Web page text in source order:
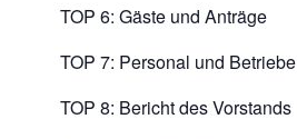
TOP 6: Gäste und Anträge
TOP 7: Personal und Betriebe
TOP 8: Bericht des Vorstands